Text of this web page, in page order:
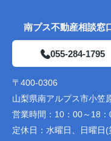
南プス不動産相談窓
055-284-1795
〒400-0306
山梨県南アルプス市小笠
営業時間： 10：00～18：
定休日： 水曜日、日曜日(